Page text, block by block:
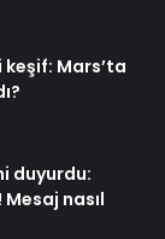
keşif: Mars’ta
duyurdu:
nasıl